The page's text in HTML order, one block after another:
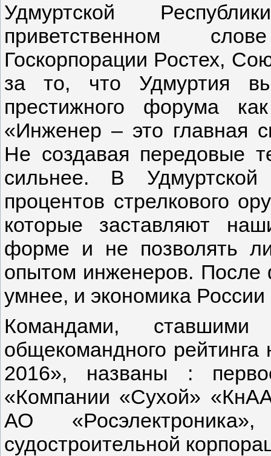
Удмуртской
приветственном
Госкорпорации Ростех,
за то, что Удмуртия
престижного форума
«Инженер – это главная
Не создавая передовые
сильнее. В Удмуртской
процентов стрелкового
которые заставляют
форме и не позволять
опытом инженеров.
умнее, и экономика России
Командами,
общекомандного
2016», названы :
«Компании «Сухой»
АО
судостроительной